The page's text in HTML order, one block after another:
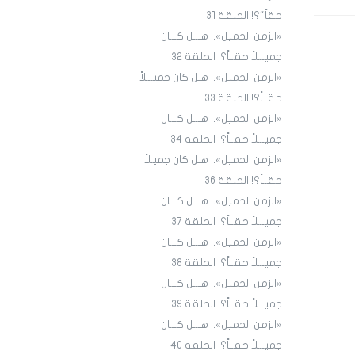
حقاً"؟! الحلقة 31
«الزمن الجميل».. هـــل كـــان
جميـــلاً حقــاً؟! الحلقة ٣٢
«الزمن الجميل».. هـل كان جميـــلاً
حقــاً؟! الحلقة 33
«الزمن الجميل».. هـــل كـــان
جميـــلاً حقــاً؟! الحلقة 34
«الزمن الجميل».. هـل كان جميـلاً
حقــاً؟! الحلقة 36
«الزمن الجميل».. هـــل كـــان
جميـــلاً حقــاً؟! الحلقة 3٧
«الزمن الجميل».. هـــل كـــان
جميـــلاً حقــاً؟! الحلقة 38
«الزمن الجميل».. هـــل كـــان
جميـــلاً حقــاً؟! الحلقة 39
«الزمن الجميل».. هـــل كـــان
جميـــلاً حقــاً؟! الحلقة 40